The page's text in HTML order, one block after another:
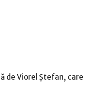
de Viorel Ştefan, care